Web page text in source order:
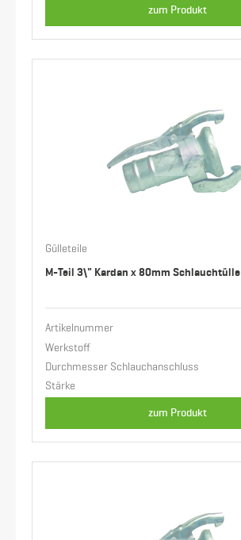
zum Produkt
Gülleteile
M-Teil 3\" Kardan x 80mm Schlauchtülle
Artikelnummer
Werkstoff
Durchmesser Schlauchanschluss
Stärke
zum Produkt